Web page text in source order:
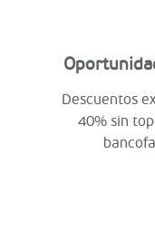
Descuentos
40% sin